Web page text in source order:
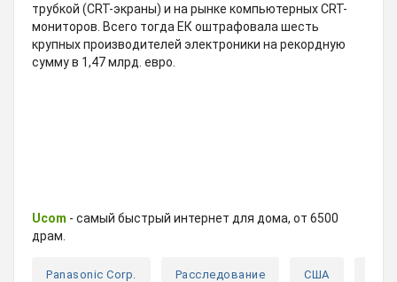
трубкой (CRT-экраны) и на рынке компьютерных CRT-
мониторов. Всего тогда ЕК оштрафовала шесть
крупных производителей электроники на рекордную
сумму в 1,47 млрд. евро.
Ucom - самый быстрый интернет для дома, от 6500
драм.
Panasonic Corp. Расследование США